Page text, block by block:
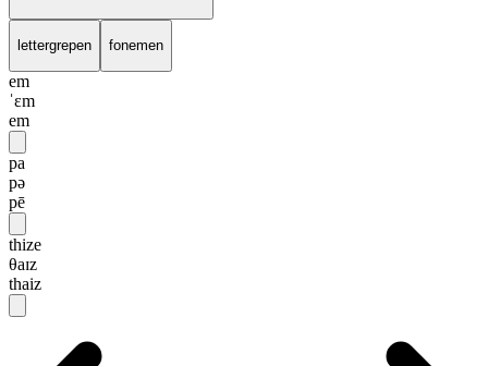
lettergrepen fonemen
em
ˈɛm
em
pa
pə
pē
thize
θaɪz
thaiz